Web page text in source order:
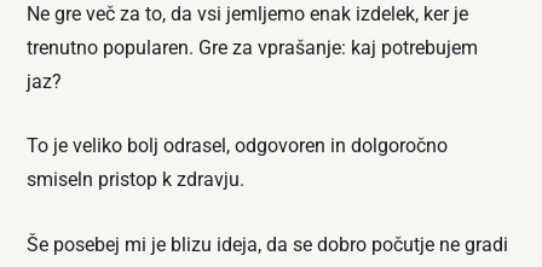
Ne gre več za to, da vsi jemljemo enak izdelek, ker je
trenutno popularen. Gre za vprašanje: kaj potrebujem
jaz?
To je veliko bolj odrasel, odgovoren in dolgoročno
smiseln pristop k zdravju.
Še posebej mi je blizu ideja, da se dobro počutje ne gradi